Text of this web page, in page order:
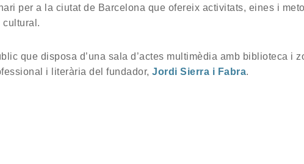
per a la ciutat de Barcelona que ofereix activitats, eines i
cultural.
que disposa d’una sala d’actes multimèdia amb biblioteca i
i literària del fundador, Jordi Sierra i Fabra.